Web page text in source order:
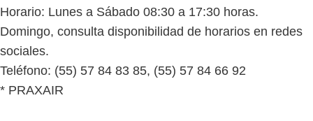
Horario: Lunes a Sábado 08:30 a 17:30 horas.
Domingo, consulta disponibilidad de horarios en redes
sociales.
Teléfono: (55) 57 84 83 85, (55) 57 84 66 92
* PRAXAIR